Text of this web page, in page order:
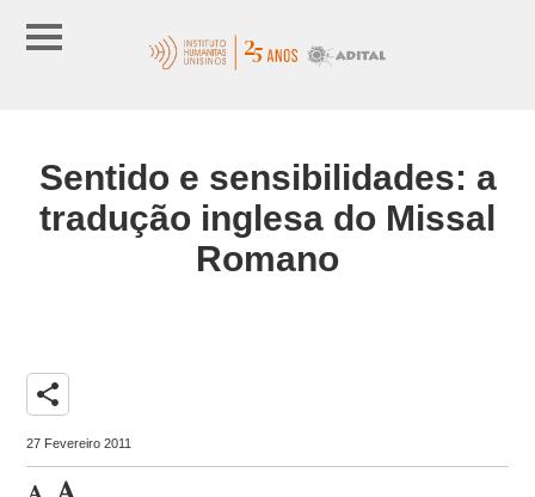
Sentido e sensibilidades: a
tradução inglesa do Missal
Romano
share
27 Fevereiro 2011